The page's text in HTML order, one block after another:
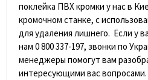
поклейка ПВХ кромки у нас в
кромочном станке, с
для удаления лишнего. Если у
нам 0 800 337-197, звонки по
менеджеры помогут вам
интересующими вас вопросами.